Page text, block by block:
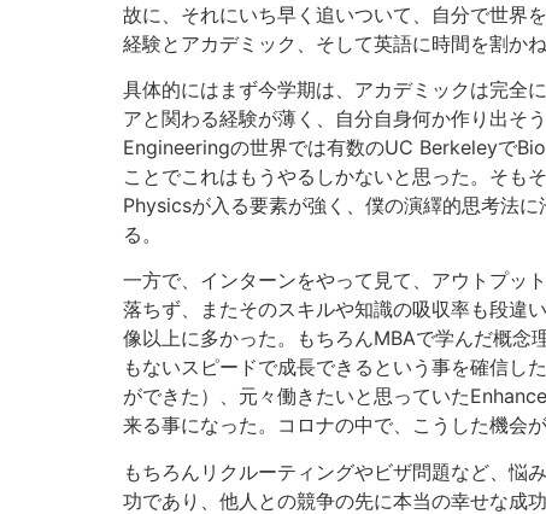
故に、それにいち早く追いついて、自分で世界
経験とアカデミック、そして英語に時間を割か
具体的にはまず今学期は、アカデミックは完全
アと関わる経験が薄く、自分自身何か作り出そ
Engineeringの世界では有数のUC Berkeleyで
ことでこれはもうやるしかないと思った。そ
Physicsが入る要素が強く、僕の演繹的思考法
る。
一方で、インターンをやって見て、アウトプッ
落ちず、またそのスキルや知識の吸収率も段
像以上に多かった。もちろんMBAで学んだ概念
もないスピードで成長できるという事を確信し
ができた）、元々働きたいと思っていた
来る事になった。コロナの中で、こうした機会
もちろんリクルーティングやビザ問題など、悩
功であり、他人との競争の先に本当の幸せな成